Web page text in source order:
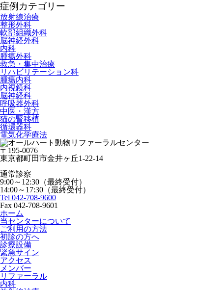
症例カテゴリー
放射線治療
整形外科
軟部組織外科
脳神経外科
内科
腫瘍外科
救急・集中治療
リハビリテーション科
腫瘍内科
内視鏡科
脳神経科
呼吸器外科
中医・漢方
猫の腎移植
循環器科
電気化学療法
〒195-0076
東京都町田市金井ヶ丘1-22-14
通常診察
9:00～12:30（最終受付）
14:00～17:30（最終受付）
Tel 042-708-9600
Fax 042-708-9601
ホーム
当センターについて
ご利用の方法
初診の方へ
診療設備
緊急サイン
アクセス
メンバー
リファーラル
内科